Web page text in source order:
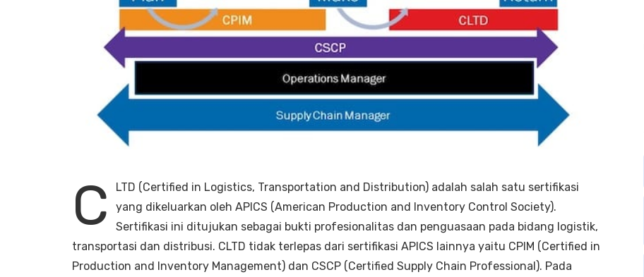
C
LTD (Certified in Logistics, Transportation and Distribution) adalah salah satu sertifikasi
yang dikeluarkan oleh APICS (American Production and Inventory Control Society).
Sertifikasi ini ditujukan sebagai bukti profesionalitas dan penguasaan pada bidang logistik,
transportasi dan distribusi. CLTD tidak terlepas dari sertifikasi APICS lainnya yaitu CPIM (Certified in
Production and Inventory Management) dan CSCP (Certified Supply Chain Professional). Pada